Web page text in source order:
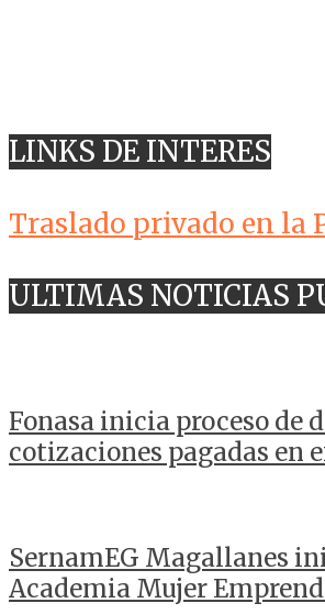
LINKS DE INTERES
Traslado privado en la
ULTIMAS NOTICIAS
Fonasa inicia proceso de
cotizaciones pagadas en
SernamEG Magallanes
Academia Mujer